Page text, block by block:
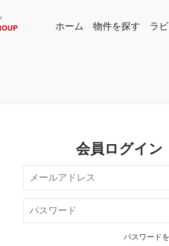
ホーム 物件を探す ラ
会員ログイン
パスワード